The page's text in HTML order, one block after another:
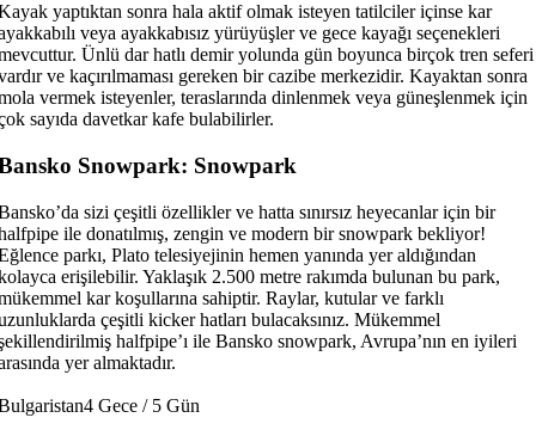
yaptıktan sonra hala aktif olmak isteyen tatilciler içinse kar
veya ayakkabısız yürüyüşler ve gece kayağı seçenekleri
Ünlü dar hatlı demir yolunda gün boyunca birçok tren seferi
ve kaçırılmaması gereken bir cazibe merkezidir. Kayaktan sonra
vermek isteyenler, teraslarında dinlenmek veya güneşlenmek için
sayıda davetkar kafe bulabilirler.
Snowpark: Snowpark
sizi çeşitli özellikler ve hatta sınırsız heyecanlar için bir
ile donatılmış, zengin ve modern bir snowpark bekliyor!
parkı, Plato telesiyejinin hemen yanında yer aldığından
erişilebilir. Yaklaşık 2.500 metre rakımda bulunan bu park,
kar koşullarına sahiptir. Raylar, kutular ve farklı
çeşitli kicker hatları bulacaksınız. Mükemmel
halfpipe’ı ile Bansko snowpark, Avrupa’nın en iyileri
yer almaktadır.
4 Gece / 5 Gün